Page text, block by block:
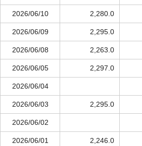
2026/06/10 2,280.0
2026/06/09 2,295.0
2026/06/08 2,263.0
2026/06/05 2,297.0
2026/06/04
2026/06/03 2,295.0
2026/06/02
2026/06/01 2,246.0